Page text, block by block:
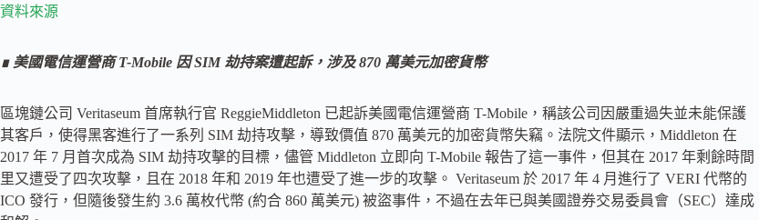
資料來源
∎美國電信運營商 T-Mobile 因 SIM 劫持案遭起訴，涉及 870 萬美元加密貨幣
區塊鏈公司 Veritaseum 首席執行官 ReggieMiddleton 已起訴美國電信運營商 T-Mobile，稱該公司因嚴重過失並未能保護
其客戶，使得黑客進行了一系列 SIM 劫持攻擊，導致價值 870 萬美元的加密貨幣失竊。法院文件顯示，Middleton 在
2017 年 7 月首次成為 SIM 劫持攻擊的目標，儘管 Middleton 立即向 T-Mobile 報告了這一事件，但其在 2017 年剩餘時間
里又遭受了四次攻擊，且在 2018 年和 2019 年也遭受了進一步的攻擊。 Veritaseum 於 2017 年 4 月進行了 VERI 代幣的
ICO 發行，但隨後發生約 3.6 萬枚代幣 (約合 860 萬美元) 被盜事件，不過在去年已與美國證券交易委員會（SEC）達成